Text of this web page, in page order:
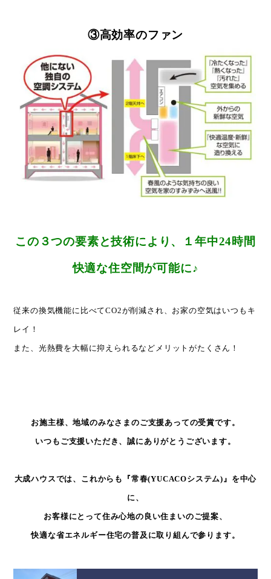
③高効率のファン
この３つの要素と技術により、１年中24時間
快適な住空間が可能に♪
従来の換気機能に比べてCO2が削減され、お家の空気はいつもキ
レイ！
また、光熱費を大幅に抑えられるなどメリットがたくさん！
お施主様、地域のみなさまのご支援あっての受賞です。
いつもご支援いただき、誠にありがとうございます。
大成ハウスでは、これからも『常春(YUCACOシステム)』を中心
に、
お客様にとって住み心地の良い住まいのご提案、
快適な省エネルギー住宅の普及に取り組んで参ります。